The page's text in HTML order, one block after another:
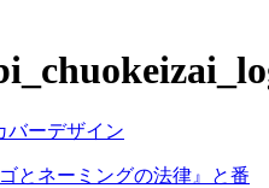
とネーミングの法律』と番